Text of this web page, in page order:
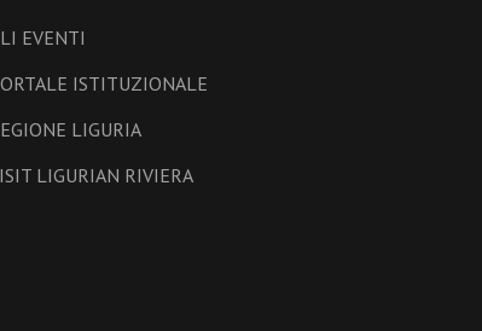
EVENTI
ISTITUZIONALE
LIGURIA
LIGURIAN RIVIERA